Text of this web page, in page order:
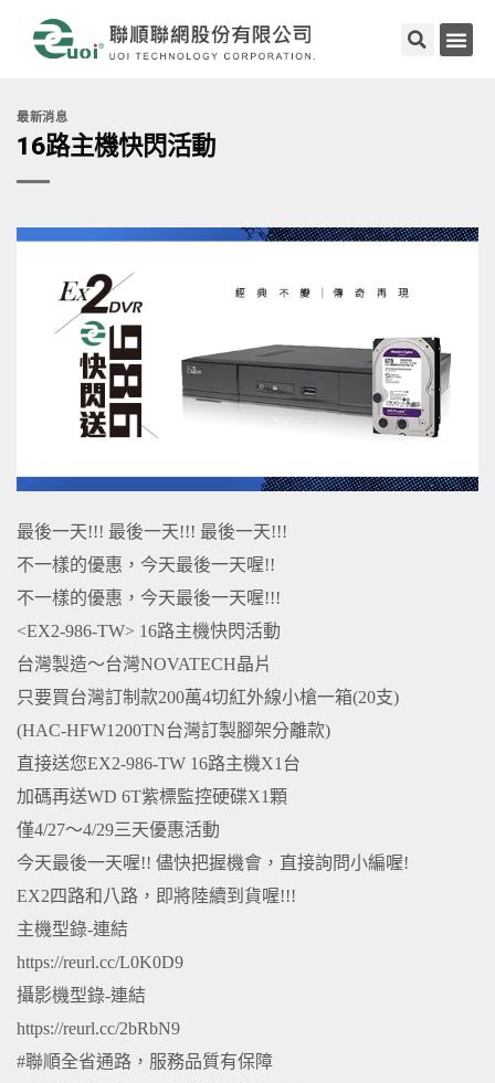
最新消息
16路主機快閃活動
最後一天!!! 最後一天!!! 最後一天!!!
不一樣的優惠，今天最後一天喔!!
不一樣的優惠，今天最後一天喔!!!
<EX2-986-TW> 16路主機快閃活動
台灣製造～台灣NOVATECH晶片
只要買台灣訂制款200萬4切紅外線小槍一箱(20支)
(HAC-HFW1200TN台灣訂製腳架分離款)
直接送您EX2-986-TW 16路主機X1台
加碼再送WD 6T紫標監控硬碟X1顆
僅4/27～4/29三天優惠活動
今天最後一天喔!! 儘快把握機會，直接詢問小編喔!
EX2四路和八路，即將陸續到貨喔!!!
主機型錄-連結
https://reurl.cc/L0K0D9
攝影機型錄-連結
https://reurl.cc/2bRbN9
#聯順全省通路，服務品質有保障